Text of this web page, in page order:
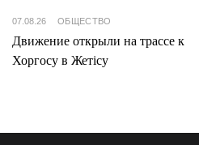
07.08.26 ОБЩЕСТВО
Движение открыли на трассе к
Хоргосу в Жетісу